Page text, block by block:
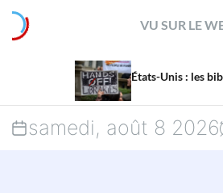
p
VU SUR LE
États-Unis : les bibliothèques dans
samedi, août 8 2026